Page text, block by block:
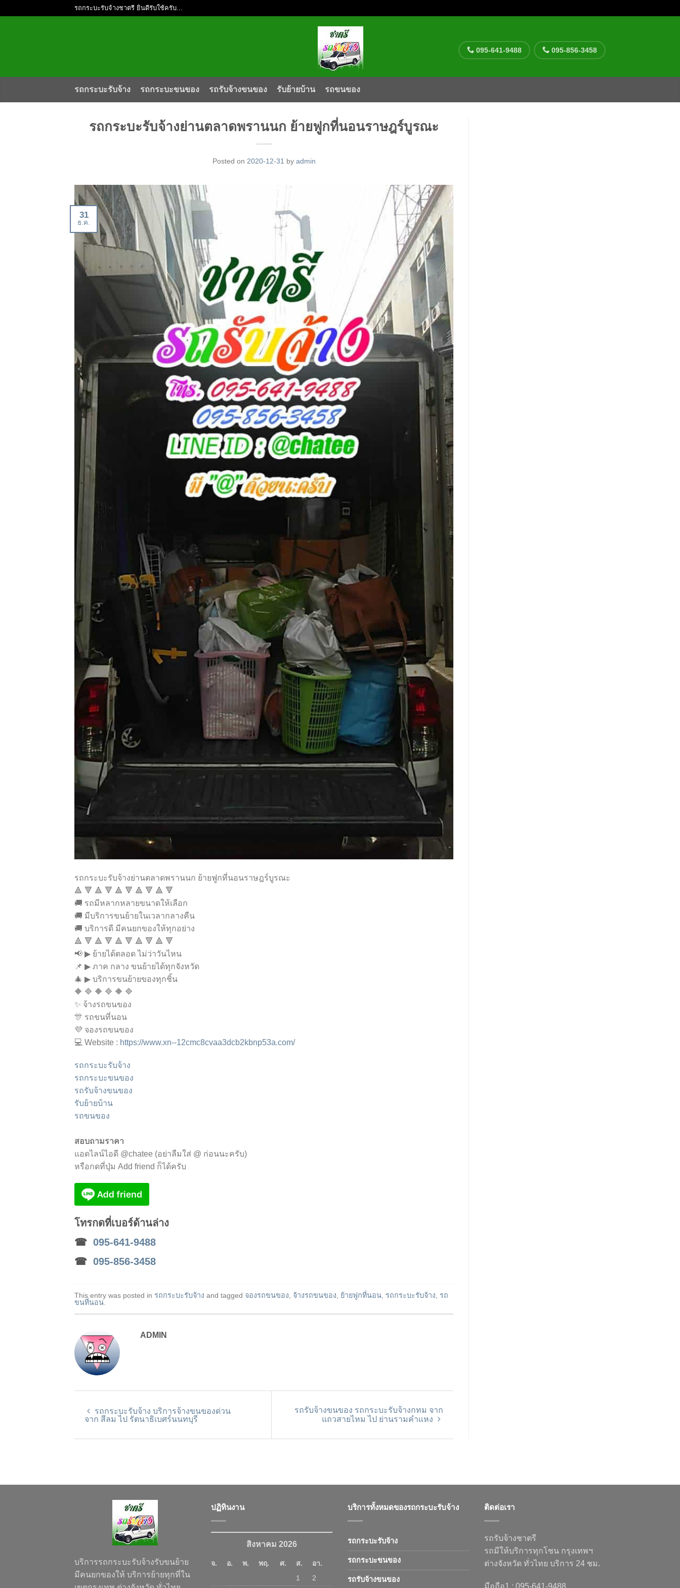
รถกระบะรับจ้างชาตรี ยินดีรับใช้ครับ...
095-641-9488 095-856-3458
รถกระบะรับจ้าง รถกระบะขนของ รถรับจ้างขนของ รับย้ายบ้าน รถขนของ
รถกระบะรับจ้างย่านตลาดพรานนก ย้ายฟูกที่นอนราษฎร์บูรณะ
Posted on 2020-12-31 by admin
31
ธ.ค.
รถกระบะรับจ้างย่านตลาดพรานนก ย้ายฟูกที่นอนราษฎร์บูรณะ
🔺 🔻 🔺 🔻 🔺 🔻 🔺 🔻 🔺 🔻
🚚 รถมีหลากหลายขนาดให้เลือก
🚚 มีบริการขนย้ายในเวลากลางคืน
🚚 บริการดี มีคนยกของให้ทุกอย่าง
🔺 🔻 🔺 🔻 🔺 🔻 🔺 🔻 🔺 🔻
📢 ▶ ย้ายได้ตลอด ไม่ว่าวันไหน
📌 ▶ ภาค กลาง ขนย้ายได้ทุกจังหวัด
🎄 ▶ บริการขนย้ายของทุกชิ้น
🔶 🔷 🔶 🔷 🔶 🔷
✨ จ้างรถขนของ
🎊 รถขนที่นอน
💜 จองรถขนของ
💻 Website : https://www.xn--12cmc8cvaa3dcb2kbnp53a.com/
รถกระบะรับจ้าง
รถกระบะขนของ
รถรับจ้างขนของ
รับย้ายบ้าน
รถขนของ
สอบถามราคา
แอดไลน์ไอดี @chatee (อย่าลืมใส่ @ ก่อนนะครับ)
หรือกดที่ปุ่ม Add friend ก็ได้ครับ
โทรกดที่เบอร์ด้านล่าง
☎ 095-641-9488
☎ 095-856-3458
This entry was posted in รถกระบะรับจ้าง and tagged จองรถขนของ, จ้างรถขนของ, ย้ายฟูกที่นอน, รถกระบะรับจ้าง, รถ
ขนที่นอน.
ADMIN
รถกระบะรับจ้าง บริการจ้างขนของด่วน
จาก สีลม ไป รัตนาธิเบศร์นนทบุรี
รถรับจ้างขนของ รถกระบะรับจ้างกทม จาก
แถวสายไหม ไป ย่านรามคำแหง
บริการรถกระบะรับจ้างรับขนย้าย
มีคนยกของให้ บริการย้ายทุกที่ใน
ปฏิทินงาน
สิงหาคม 2026
จ. อ. พ. พฤ. ศ. ส.
อา.
1
2
บริการทั้งหมดของรถกระบะรับจ้าง
รถกระบะรับจ้าง
รถกระบะขนของ
รถรับจ้างขนของ
ติดต่อเรา
รถรับจ้างชาตรี
รถมีให้บริการทุกโซน กรุงเทพฯ
ต่างจังหวัด ทั่วไทย บริการ 24 ชม.
มือถือ1 : 095-641-9488